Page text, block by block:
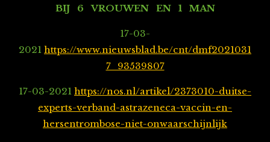
BIJ 6 VROUWEN EN 1 MAN
17-03-
2021 https://www.nieuwsblad.be/cnt/dmf2021031
7_93539807
17-03-2021 https://nos.nl/artikel/2373010-duitse-
experts-verband-astrazeneca-vaccin-en-
hersentrombose-niet-onwaarschijnlijk